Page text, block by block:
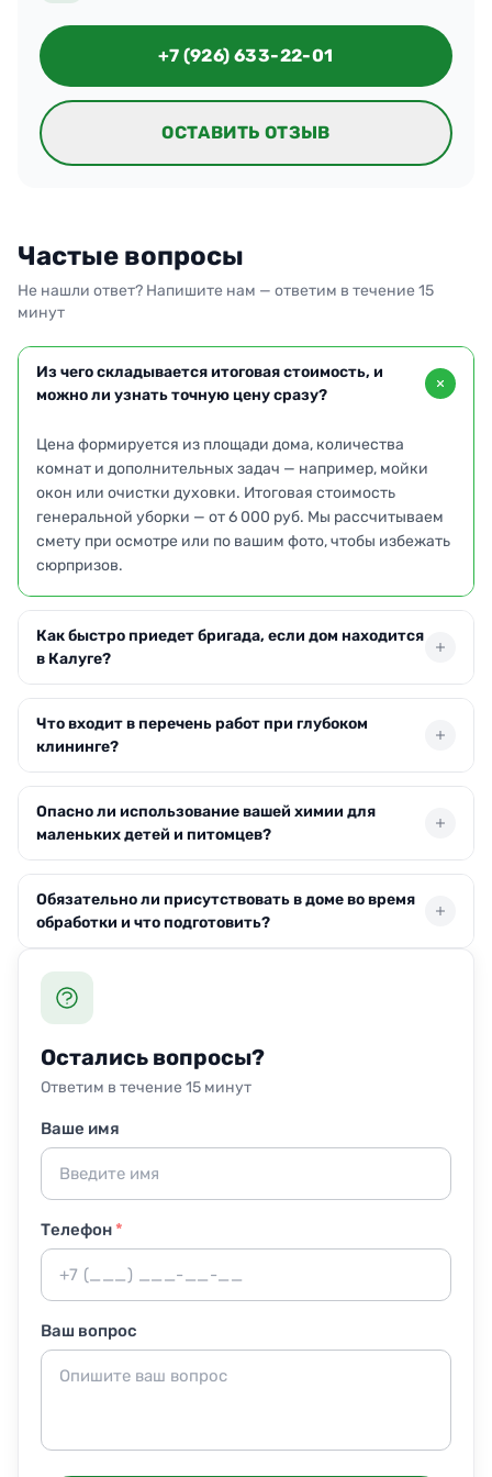
+7 (926) 633-22-01
ОСТАВИТЬ ОТЗЫВ
Остались вопросы?
Ответим в течение 15 минут
Ваше имя
Телефон*
Ваш вопрос
Частые вопросы
Не нашли ответ? Напишите нам — ответим в течение 15
минут
Из чего складывается итоговая стоимость, и
можно ли узнать точную цену сразу?
Цена формируется из площади дома, количества
комнат и дополнительных задач — например, мойки
окон или очистки духовки. Итоговая стоимость
генеральной уборки — от 6 000 руб. Мы рассчитываем
смету при осмотре или по вашим фото, чтобы избежать
сюрпризов.
Как быстро приедет бригада, если дом находится
в Калуге?
часто свободны в тот же день. Точное время согласуем
при оформлении — подстроимся под ваш график, чтобы
начать наведение порядка без задержек.
Что входит в перечень работ при глубоком
клининге?
дверей, очистку санузлов и кухни, протирку мебели от
пыли. Можем добавить мытьё люстр или холодильника
— объём определяете вы.
Опасно ли использование вашей химии для
маленьких детей и питомцев?
нейтральным запахом, без агрессивных компонентов.
После проветривания помещение безопасно — за годы
малышей или животных.
Обязательно ли присутствовать в доме во время
обработки и что подготовить?
Присутствие не требуется — вы можете оставить
ключи или код доступа. Заранее достаточно убрать
личные вещи и документы в шкафы, чтобы
специалисты сосредоточились на уборке, а не на
сортировке предметов.